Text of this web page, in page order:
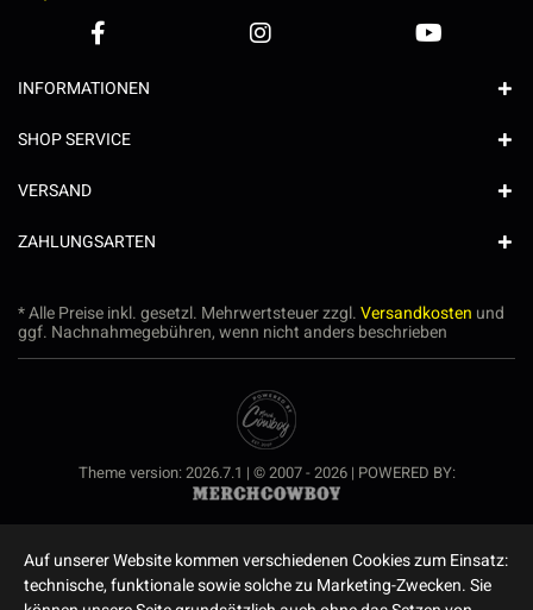
INFORMATIONEN
SHOP SERVICE
VERSAND
ZAHLUNGSARTEN
* Alle Preise inkl. gesetzl. Mehrwertsteuer zzgl.Versandkosten und
ggf. Nachnahmegebühren, wenn nicht anders beschrieben
Theme version: 2026.7.1 | © 2007 - 2026 | POWERED BY:
Auf unserer Website kommen verschiedenen Cookies zum Einsatz:
technische, funktionale sowie solche zu Marketing-Zwecken. Sie